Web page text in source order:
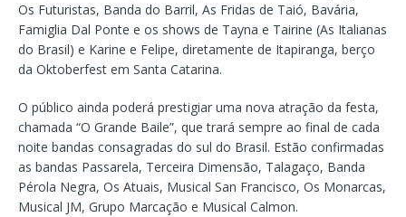
Os Futuristas, Banda do Barril, As Fridas de Taió, Bavária,
Famiglia Dal Ponte e os shows de Tayna e Tairine (As Italianas
do Brasil) e Karine e Felipe, diretamente de Itapiranga, berço
da Oktoberfest em Santa Catarina.
O público ainda poderá prestigiar uma nova atração da festa,
chamada “O Grande Baile”, que trará sempre ao final de cada
noite bandas consagradas do sul do Brasil. Estão confirmadas
as bandas Passarela, Terceira Dimensão, Talagaço, Banda
Pérola Negra, Os Atuais, Musical San Francisco, Os Monarcas,
Musical JM, Grupo Marcação e Musical Calmon.